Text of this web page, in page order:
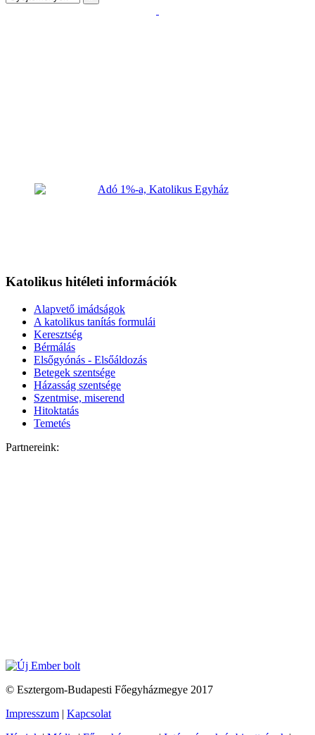
Katolikus hitéleti információk
Alapvető imádságok
A katolikus tanítás formulái
Keresztség
Bérmálás
Elsőgyónás - Elsőáldozás
Betegek szentsége
Házasság szentsége
Szentmise, miserend
Hitoktatás
Temetés
Partnereink:
© Esztergom-Budapesti Főegyházmegye 2017
Impresszum | Kapcsolat